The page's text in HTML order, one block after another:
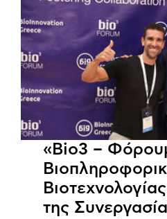
«Bio3 – Φόρουμ
της